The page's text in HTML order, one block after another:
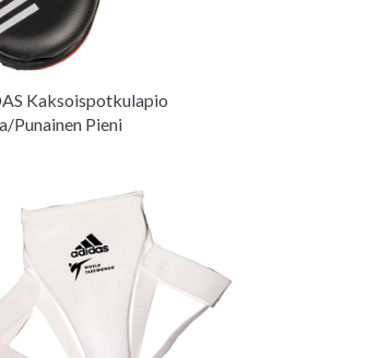
Kaksoispotkulapio
Punainen Pieni